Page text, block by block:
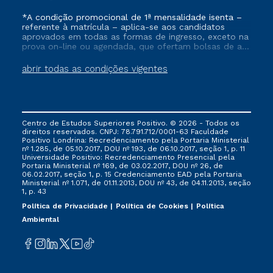
abrir todas as condições vigentes
*A condição promocional de 1ª mensalidade isenta –
referente à matrícula – aplica-se aos candidatos
aprovados em todas as formas de ingresso, exceto na
prova on-line ou agendada, que ofertam bolsas de até
vigente, que ainda não tenham efetivado e/ou não
tenham cancelado ou trancado sua matrícula em uma
via FIES, Prouni e outros programas governamentais, e
não se acumula com nenhuma outra campanha
ofertada pela Instituição.
Centro de Estudos Superiores Positivo. © 2026 - Todos os
direitos reservados. CNPJ: 78.791.712/0001-63 Faculdade
Positivo Londrina: Recredenciamento pela Portaria Ministerial
nº 1.285, de 05.10.2017, DOU nº 193, de 06.10.2017, seção 1, p. 11
Universidade Positivo: Recredenciamento Presencial ​pela
Portaria Ministerial nº 169, de 03.02.2017, DOU nº 26, de
06.02.2017, seção 1, p. 15 Credenciamento EAD pela Portaria
Ministerial nº 1.071, de 01.11.2013, DOU nº 43, de 04.11.2013, seção
1, p. 43
Política de Privacidade
Política de Cookies
Política
Ambiental